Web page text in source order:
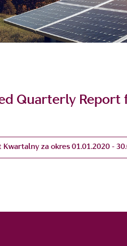
Quarterly Report
za okres 01.01.2020 -